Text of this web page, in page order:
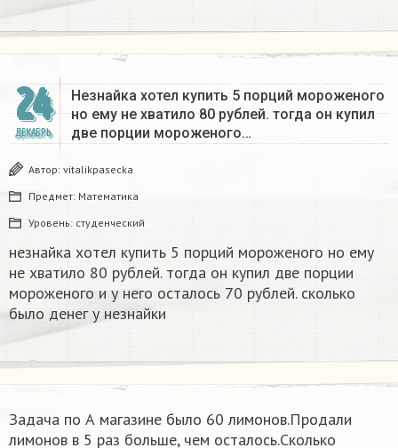
24
ДЕКАБРЬ
Незнайка хотел купить 5 порций мороженого
но ему не хватило 80 рублей. тогда он купил
две порции мороженого…
Автор: vitalikpasecka
Предмет: Математика
Уровень: студенческий
незнайка хотел купить 5 порций мороженого но ему
не хватило 80 рублей. тогда он купил две порции
мороженого и у него осталось 70 рублей. сколько
было денег у незнайки
Задача по А магазине было 60 лимонов.Продали
лимонов в 5 раз больше, чем осталось.Сколько